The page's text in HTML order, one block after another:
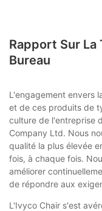
Rapport Sur La
Bureau
L'engagement envers
et de ces produits de
culture de l'entreprise
Company Ltd. Nous
qualité la plus élevée
fois, à chaque fois.
améliorer
de répondre aux
L'Ivyco Chair s'est